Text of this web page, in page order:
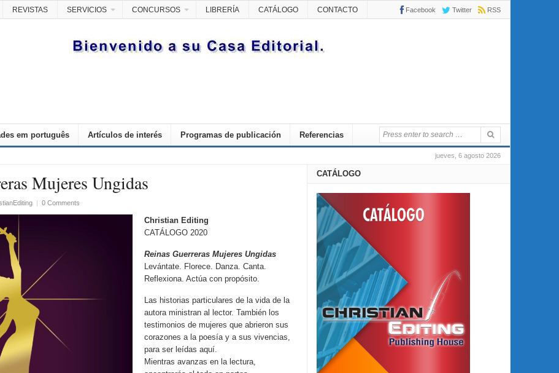
REVISTAS SERVICIOS CONCURSOS LIBRERÍA CATÁLOGO CONTACTO Facebook Twitter RSS
em português Artículos de interés Programas de publicación Referencias
jueves, 6 agosto 2026
Mujeres Ungidas
| 0 Comments
Christian Editing
CATÁLOGO 2020
Reinas Guerreras Mujeres Ungidas
Levántate. Florece. Danza. Canta.
Reflexiona. Actúa con propósito.
Las historias particulares de la vida de la
autora ministran al lector. También los
testimonios de mujeres que abrieron sus
corazones a la poesía y a sus vivencias,
para ser leídas aquí.
Mientras avanzas en la lectura,
CATÁLOGO